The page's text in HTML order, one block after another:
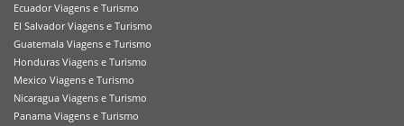
Ecuador Viagens e Turismo
El Salvador Viagens e Turismo
Guatemala Viagens e Turismo
Honduras Viagens e Turismo
Mexico Viagens e Turismo
Nicaragua Viagens e Turismo
Panama Viagens e Turismo